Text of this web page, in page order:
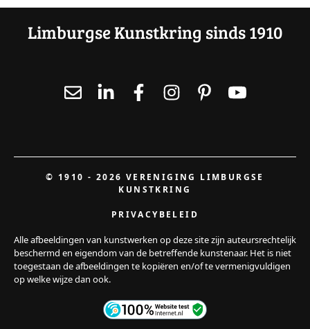
Limburgse Kunstkring sinds 1910
© 1910 - 2026 VERENIGING LIMBURGSE
KUNSTKRING
PRIVACYBELEID
Alle afbeeldingen van kunstwerken op deze site zijn auteursrechtelijk
beschermd en eigendom van de betreffende kunstenaar. Het is niet
toegestaan de afbeeldingen te kopiëren en/of te vermenigvuldigen
op welke wijze dan ook.